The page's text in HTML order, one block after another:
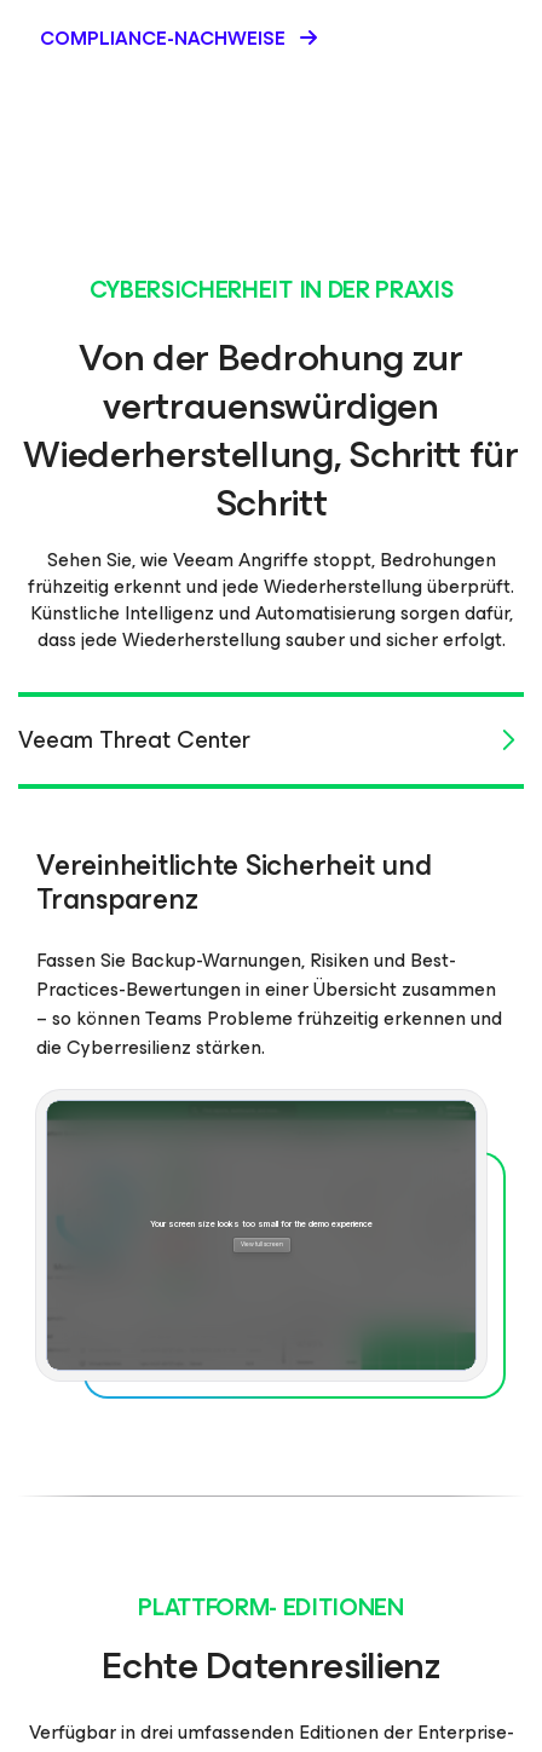
COMPLIANCE-NACHWEISE
CYBERSICHERHEIT IN DER PRAXIS
Von der Bedrohung zur
vertrauenswürdigen
Wiederherstellung, Schritt für
Schritt
Sehen Sie, wie Veeam Angriffe stoppt, Bedrohungen
frühzeitig erkennt und jede Wiederherstellung überprüft.
Künstliche Intelligenz und Automatisierung sorgen dafür,
dass jede Wiederherstellung sauber und sicher erfolgt.
Veeam Threat Center
Vereinheitlichte Sicherheit und
Transparenz
Fassen Sie Backup-Warnungen, Risiken und Best-
Practices-Bewertungen in einer Übersicht zusammen
– so können Teams Probleme frühzeitig erkennen und
die Cyberresilienz stärken.
PLATTFORM- EDITIONEN
Echte Datenresilienz
Verfügbar in drei umfassenden Editionen der Enterprise-